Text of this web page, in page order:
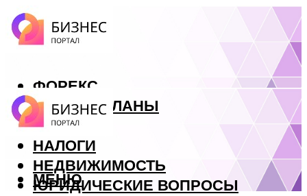
ФОРЕКС
БИЗНЕС ПЛАНЫ
КРЕДИТЫ
НАЛОГИ
НЕДВИЖИМОСТЬ
ЮРИДИЧЕСКИЕ ВОПРОСЫ
МЕНЮ